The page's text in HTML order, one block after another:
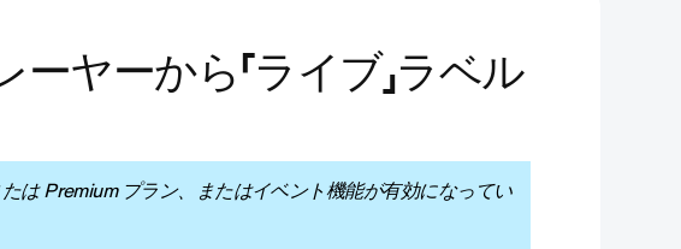
ヤーから「ライブ」ラベル
は Premium プラン、またはイベント機能が有効になってい